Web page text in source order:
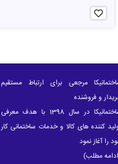
مرجعی برای ارتباط مستقیم
و فروشنده
ساختمانیکا در سال 1398 با هدف معرفی
کننده های کالا و خدمات ساختمانی کار
را آغاز نمود
ادامه مطلب)